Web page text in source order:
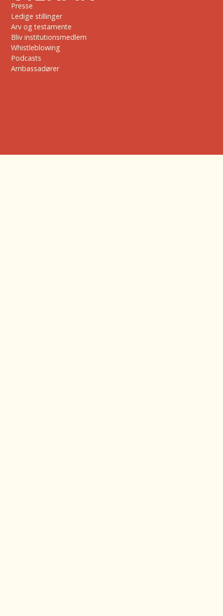
Presse
Ledige stillinger
Arv og testamente
Bliv institutionsmedlem
Whistleblowing
Podcasts
Ambassadører